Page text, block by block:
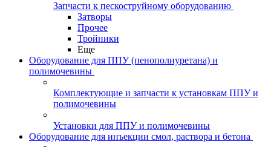
Запчасти к пескоструйному оборудованию
Затворы
Прочее
Тройники
Еще
Оборудование для ППУ (пенополиуретана) и
полимочевины
Комплектующие и запчасти к установкам ППУ и
полимочевины
Установки для ППУ и полимочевины
Оборудование для инъекции смол, раствора и бетона